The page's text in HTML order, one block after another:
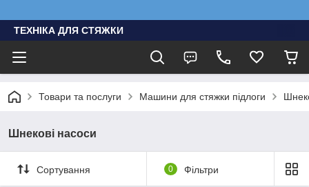
ТЕХНІКА ДЛЯ СТЯЖКИ
Товари та послуги Машини для стяжки підлоги
Шнекові насоси
Сортування 0 Фільтри